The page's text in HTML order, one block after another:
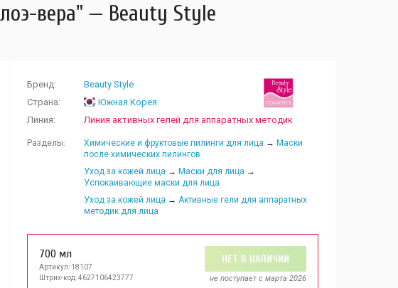
вера" — Beauty Style
Бренд:
Beauty Style
Страна:
Южная Корея
Линия:
Линия активных гелей для аппаратных методик
Разделы: Химические и фруктовые пилинги для лица → Маски
после химических пилингов
Уход за кожей лица → Маски для лица →
Успокаивающие маски для лица
Уход за кожей лица → Активные гели для аппаратных
методик для лица
700 мл
Артикул: 18107
Штрих-код: 4627106423777
НЕТ В НАЛИЧИИ
не поступает c марта 2026